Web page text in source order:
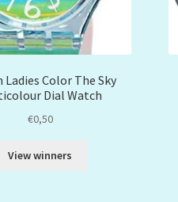
Ladies Color The Sky
Dial Watch
€0,50
View winners